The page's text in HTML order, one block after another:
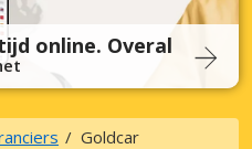
online. Overal
Goldcar